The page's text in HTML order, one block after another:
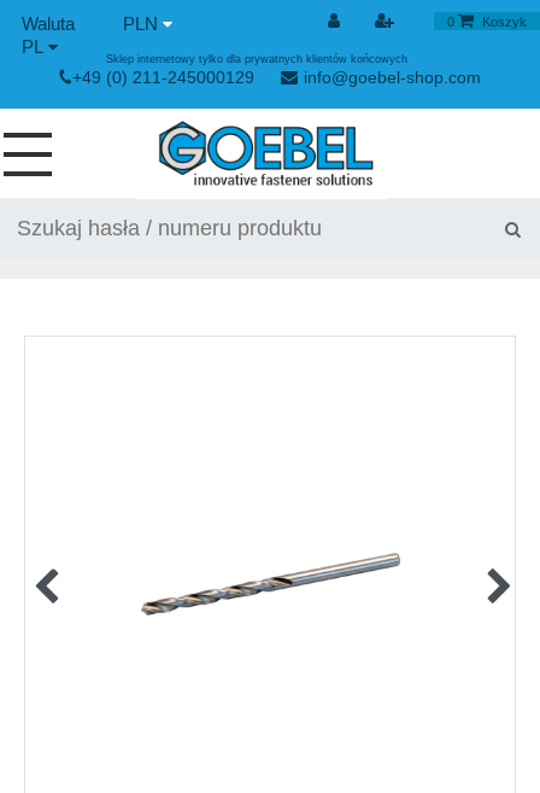
PL
PLN 0 Koszyk
+49 (0) 211-245000129 info@goebel-shop.com
Sklep internetowy tylko dla prywatnych klientów końcowych
WKRĘTY
ZAKLEJOWANIA I USZCZELNIANIA